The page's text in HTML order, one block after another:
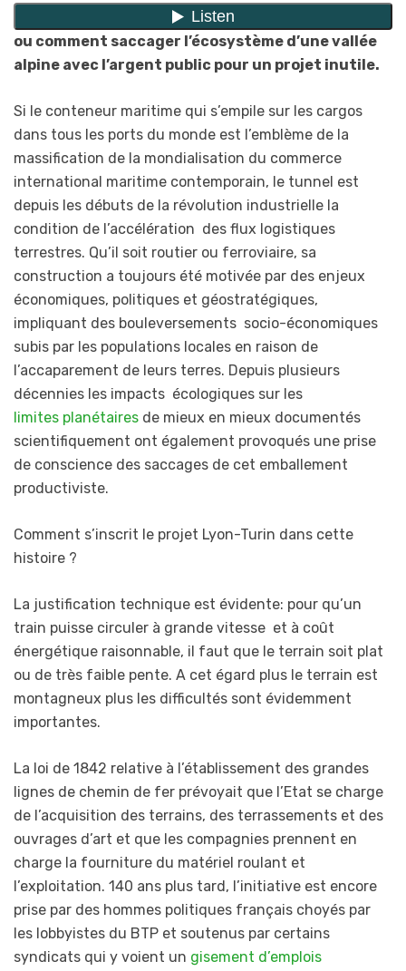
ou comment saccager l’écosystème d’une vallée
alpine avec l’argent public pour un projet inutile.
Si le conteneur maritime qui s’empile sur les cargos
dans tous les ports du monde est l’emblème de la
massification de la mondialisation du commerce
international maritime contemporain, le tunnel est
depuis les débuts de la révolution industrielle la
condition de l’accélération des flux logistiques
terrestres. Qu’il soit routier ou ferroviaire, sa
construction a toujours été motivée par des enjeux
économiques, politiques et géostratégiques,
impliquant des bouleversements socio-économiques
subis par les populations locales en raison de
l’accaparement de leurs terres. Depuis plusieurs
décennies les impacts écologiques sur les
limites planétaires de mieux en mieux documentés
scientifiquement ont également provoqués une prise
de conscience des saccages de cet emballement
productiviste.
Comment s’inscrit le projet Lyon-Turin dans cette
histoire ?
La justification technique est évidente: pour qu’un
train puisse circuler à grande vitesse et à coût
énergétique raisonnable, il faut que le terrain soit plat
ou de très faible pente. A cet égard plus le terrain est
montagneux plus les difficultés sont évidemment
importantes.
La loi de 1842 relative à l’établissement des grandes
lignes de chemin de fer prévoyait que l’Etat se charge
de l’acquisition des terrains, des terrassements et des
ouvrages d’art et que les compagnies prennent en
charge la fourniture du matériel roulant et
l’exploitation. 140 ans plus tard, l’initiative est encore
prise par des hommes politiques français choyés par
les lobbyistes du BTP et soutenus par certains
syndicats qui y voient un gisement d’emplois